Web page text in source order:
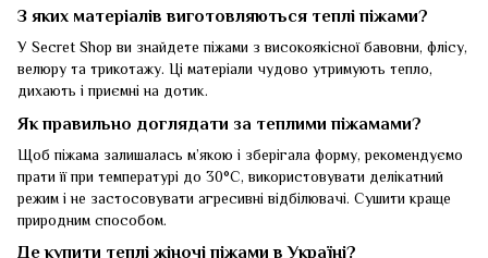
З яких матеріалів виготовляються теплі піжами?
У Secret Shop ви знайдете піжами з високоякісної бавовни, флісу,
велюру та трикотажу. Ці матеріали чудово утримують тепло,
дихають і приємні на дотик.
Як правильно доглядати за теплими піжамами?
Щоб піжама залишалась м’якою і зберігала форму, рекомендуємо
прати її при температурі до 30°C, використовувати делікатний
режим і не застосовувати агресивні відбілювачі. Сушити краще
природним способом.
Де купити теплі жіночі піжами в Україні?